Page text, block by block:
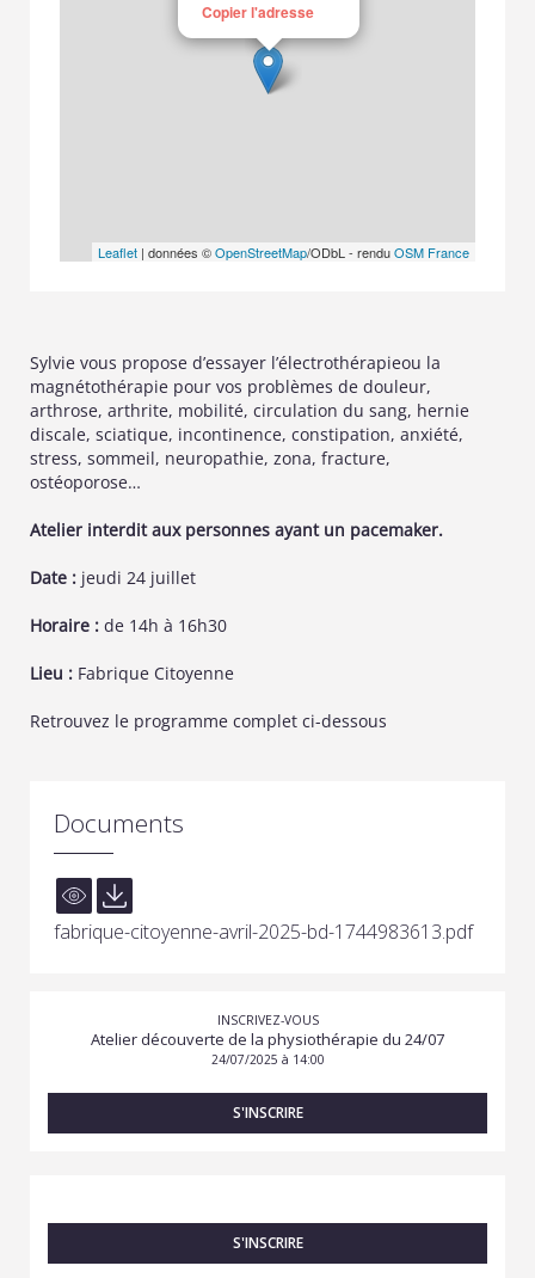
Copier l'adresse
Leaflet | données ©OpenStreetMap/ODbL - renduOSM France
Sylvie vous propose d’essayer l’électrothérapieou la
magnétothérapie pour vos problèmes de douleur,
arthrose, arthrite, mobilité, circulation du sang, hernie
discale, sciatique, incontinence, constipation, anxiété,
stress, sommeil, neuropathie, zona, fracture,
ostéoporose…
Atelier interdit aux personnes ayant un pacemaker.
Date : jeudi 24 juillet
Horaire : de 14h à 16h30
Lieu : Fabrique Citoyenne
Retrouvez le programme complet ci-dessous
Documents
fabrique-citoyenne-avril-2025-bd-1744983613.pdf
INSCRIVEZ-VOUS
Atelier découverte de la physiothérapie du 24/07
24/07/2025 à 14:00
S'INSCRIRE
S'INSCRIRE